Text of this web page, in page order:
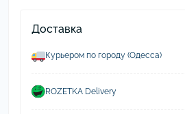
Доставка
Курьером по городу (Одесса)
ROZETKA Delivery